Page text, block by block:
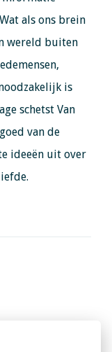
als ons brein
wereld buiten
is
schetst Van
van de
ideeën uit over